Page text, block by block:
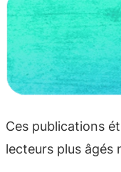
Ces publications
lecteurs plus âgés